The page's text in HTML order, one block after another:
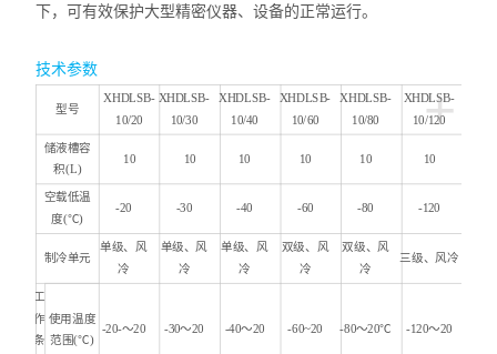
下，可有效保护大型精密仪器、设备的正常运行。
技术参数
+
型号
XHDLSB-
10/20
XHDLSB-
10/30
XHDLSB-
10/40
XHDLSB-
10/60
XHDLSB-
10/80
XHDLSB-
10/120
储液槽容
积(L)
10 10 10 10 10 10
空载低温
度(℃)
-20 -30 -40 -60 -80 -120
制冷单元
单级、风
冷
单级、风
冷
单级、风
冷
双级、风
冷
双级、风
冷
三级、风冷
工
作
条
使用温度
范围(℃)
-20-～20 -30～20 -40～20 -60~20 -80～20℃ -120～20